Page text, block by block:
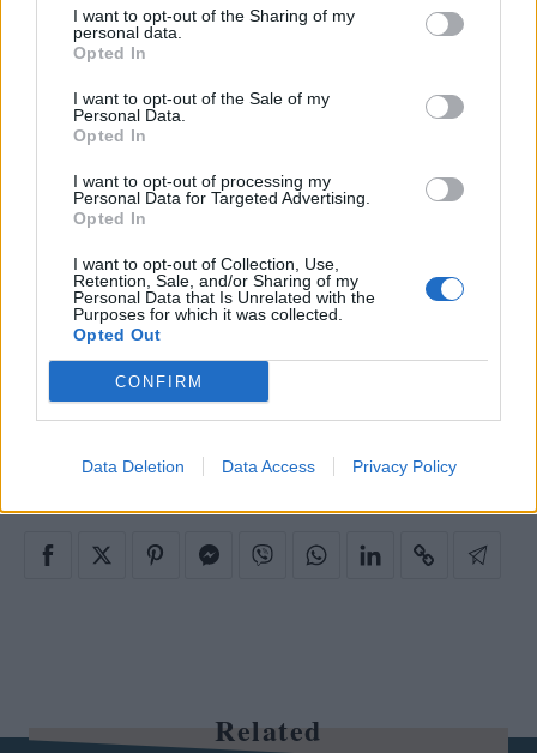
I want to opt-out of the Sharing of my
personal data.
Opted In
I want to opt-out of the Sale of my
Personal Data.
Opted In
I want to opt-out of processing my
Personal Data for Targeted Advertising.
Opted In
I want to opt-out of Collection, Use,
Retention, Sale, and/or Sharing of my
Personal Data that Is Unrelated with the
Purposes for which it was collected.
Opted Out
CONFIRM
Data Deletion Data Access Privacy Policy
Breeze Watches: Η απόλυτη καλοκαιρινή
επιλογή για stylish πινελιές στην καθημερινότητά
μας
01 03
ΚΑΛΟΚΑΙΡΙ ΡΟΛΟΓΙΑ BREEZE WATCHES
Related